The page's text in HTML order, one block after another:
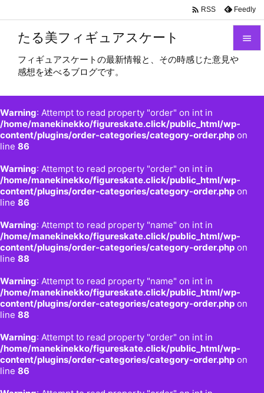
たる美フィギュアスケート
フィギュアスケートの最新情報と、その時感じた意見や
感想を述べるブログです。
Warning: Attempt to read property "order" on int in
/home/manekinekko/figureskate.click/public_html/wp-
content/plugins/order-categories/category-order.php on
line 86
Warning: Attempt to read property "order" on int in
/home/manekinekko/figureskate.click/public_html/wp-
content/plugins/order-categories/category-order.php on
line 86
Warning: Attempt to read property "name" on int in
/home/manekinekko/figureskate.click/public_html/wp-
content/plugins/order-categories/category-order.php on
line 88
Warning: Attempt to read property "name" on int in
/home/manekinekko/figureskate.click/public_html/wp-
content/plugins/order-categories/category-order.php on
line 88
Warning: Attempt to read property "order" on int in
/home/manekinekko/figureskate.click/public_html/wp-
content/plugins/order-categories/category-order.php on
line 86


前へ

 RSS Feedly